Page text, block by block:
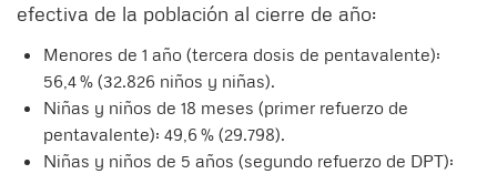
efectiva de la población al cierre de año:
Menores de 1 año (tercera dosis de pentavalente):
56,4 % (32.826 niños y niñas).
Niñas y niños de 18 meses (primer refuerzo de
pentavalente): 49,6 % (29.798).
Niñas y niños de 5 años (segundo refuerzo de DPT):